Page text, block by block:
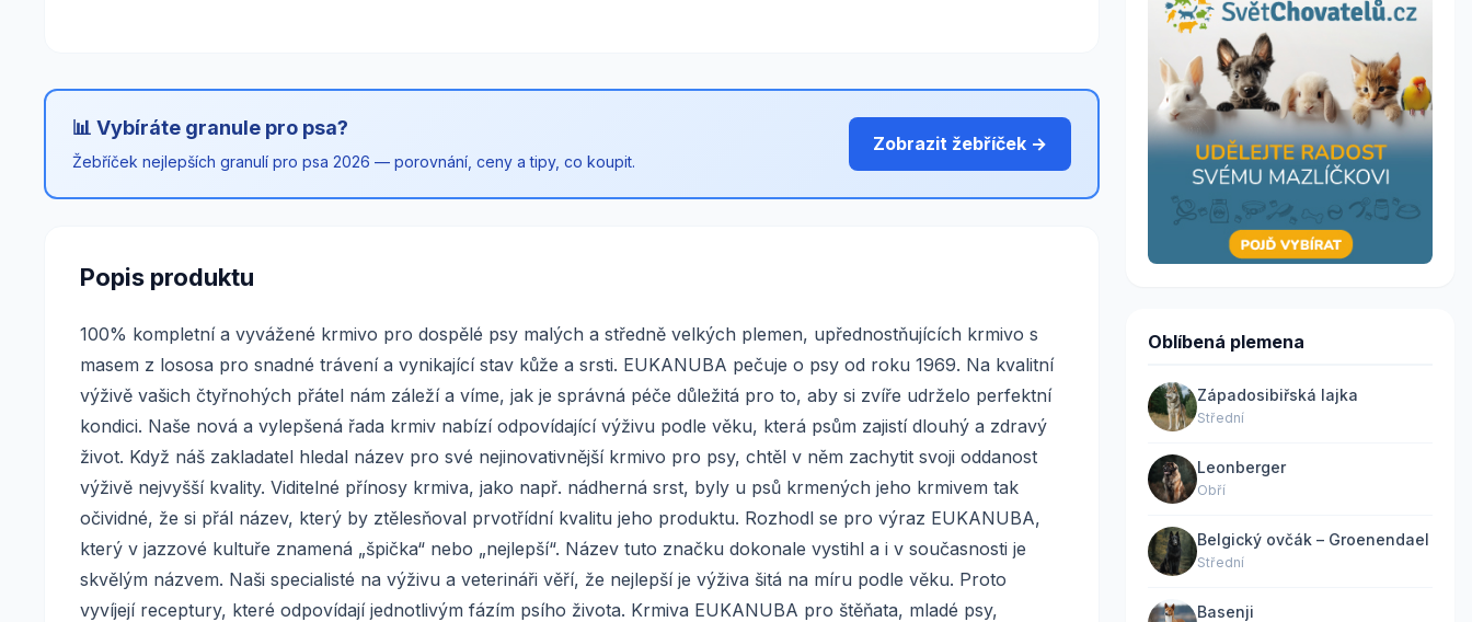
📊 Vybíráte granule pro psa?
Žebříček nejlepších granulí pro psa 2026 — porovnání, ceny a tipy, co koupit.
Zobrazit žebříček →
Popis produktu
100% kompletní a vyvážené krmivo pro dospělé psy malých a středně velkých plemen, upřednostňujících krmivo s
masem z lososa pro snadné trávení a vynikající stav kůže a srsti. EUKANUBA pečuje o psy od roku 1969. Na kvalitní
výživě vašich čtyřnohých přátel nám záleží a víme, jak je správná péče důležitá pro to, aby si zvíře udrželo perfektní
kondici. Naše nová a vylepšená řada krmiv nabízí odpovídající výživu podle věku, která psům zajistí dlouhý a zdravý
život. Když náš zakladatel hledal název pro své nejinovativnější krmivo pro psy, chtěl v něm zachytit svoji oddanost
výživě nejvyšší kvality. Viditelné přínosy krmiva, jako např. nádherná srst, byly u psů krmených jeho krmivem tak
očividné, že si přál název, který by ztělesňoval prvotřídní kvalitu jeho produktu. Rozhodl se pro výraz EUKANUBA,
který v jazzové kultuře znamená „špička“ nebo „nejlepší“. Název tuto značku dokonale vystihl a i v současnosti je
skvělým názvem. Naši specialisté na výživu a veterináři věří, že nejlepší je výživa šitá na míru podle věku. Proto
vyvíjejí receptury, které odpovídají jednotlivým fázím psího života. Krmiva EUKANUBA pro štěňata, mladé psy,
Oblíbená plemena
Západosibiřská lajka
Střední
Leonberger
Obří
Belgický ovčák – Groenendael
Střední
Basenji